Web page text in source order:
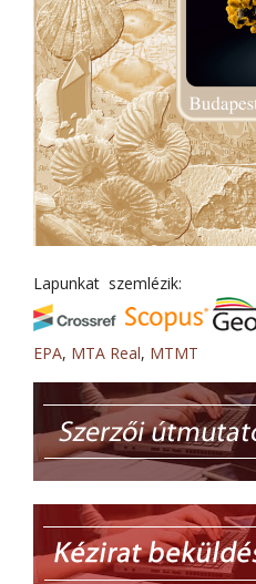
Lapunkat szemlézik:
EPA, MTA Real, MTMT